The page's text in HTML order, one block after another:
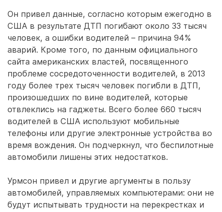
Он привел данные, согласно которым ежегодно в
США в результате ДТП погибают около 33 тысяч
человек, а ошибки водителей – причина 94%
аварий. Кроме того, по данным официального
сайта американских властей, посвященного
проблеме сосредоточенности водителей, в 2013
году более трех тысяч человек погибли в ДТП,
произошедших по вине водителей, которые
отвлеклись на гаджеты. Всего более 660 тысяч
водителей в США используют мобильные
телефоны или другие электронные устройства во
время вождения. Он подчеркнул, что беспилотные
автомобили лишены этих недостатков.
Урмсон привел и другие аргументы в пользу
автомобилей, управляемых компьютерами: они не
будут испытывать трудности на перекрестках и